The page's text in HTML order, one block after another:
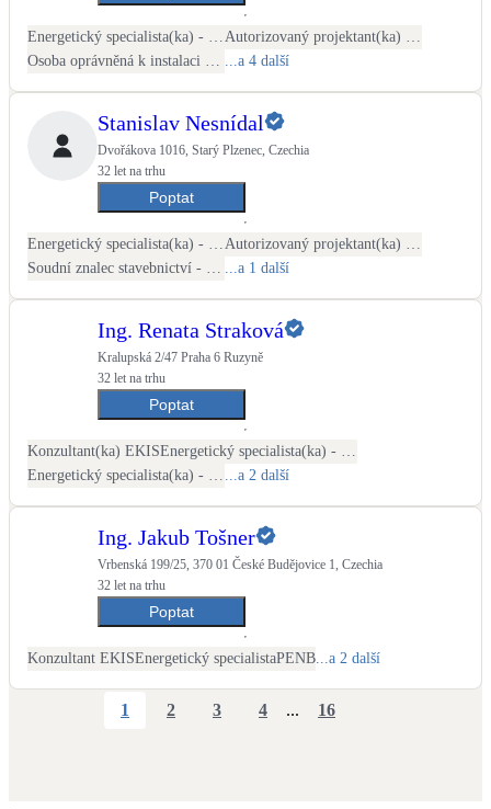
...a 4 další
Stanislav Nesnídal
Dvořákova 1016, Starý Plzenec, Czechia
32 let na trhu
Poptat
...a 1 další
Ing. Renata Straková
Kralupská 2/47 Praha 6 Ruzyně
32 let na trhu
Poptat
Konzultant(ka) EKIS
...a 2 další
Ing. Jakub Tošner
Vrbenská 199/25, 370 01 České Budějovice 1, Czechia
32 let na trhu
Poptat
Konzultant EKISEnergetický specialistaPENB ...a 2 další
1 2 3 4 ... 16